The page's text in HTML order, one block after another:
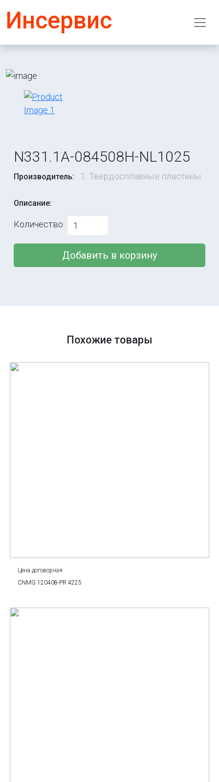
Инсервис
N331.1A-084508H-NL1025
Производитель: 1. Твердосплавные пластины
Описание:
Количество
Добавить в корзину
Похожие товары
Цена договорная
CNMG 120408-PR 4225